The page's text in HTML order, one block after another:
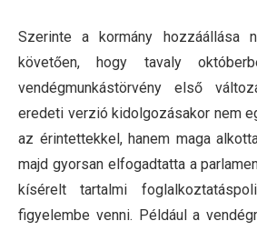
Szerinte a kormány hozzáállása
követően, hogy tavaly
vendégmunkástörvény első
eredeti verzió kidolgozásakor nem
az érintettekkel, hanem maga
majd gyorsan elfogadtatta a
kísérelt tartalmi
figyelembe venni. Például a